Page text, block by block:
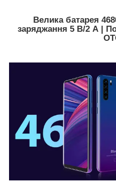
Велика батарея
заряджання 5 В/2 А |